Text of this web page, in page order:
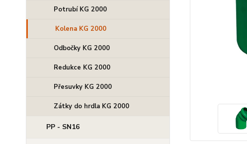
Potrubí KG 2000
Kolena KG 2000
Odbočky KG 2000
Redukce KG 2000
Přesuvky KG 2000
Zátky do hrdla KG 2000
PP - SN16